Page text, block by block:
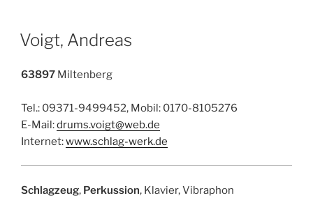
Voigt, Andreas
63897 Miltenberg
Tel.: 09371-9499452, Mobil: 0170-8105276
E-Mail:drums.voigt@web.de
Internet:www.schlag-werk.de
Schlagzeug, Perkussion, Klavier, Vibraphon